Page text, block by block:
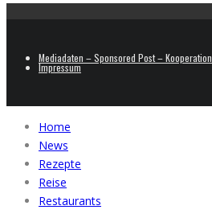
Mediadaten – Sponsored Post – Kooperation
Impressum
Home
News
Rezepte
Reise
Restaurants